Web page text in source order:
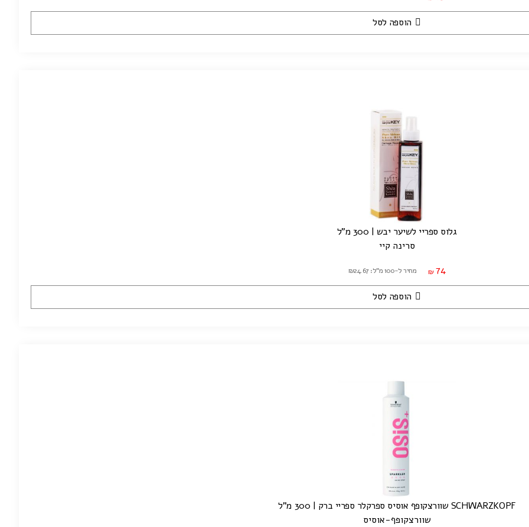
הוספה לסל
גלוס ספריי לשיער יבש | 300 מ"ל
סרינה קיי
₪ 74 מחיר ל-100 מ"ל: ₪24.67
הוספה לסל
SCHWARZKOPF שוורצקופף אוסיס ספרקלר ספריי ברק | 300 מ"ל
שוורצקופף-אוסיס